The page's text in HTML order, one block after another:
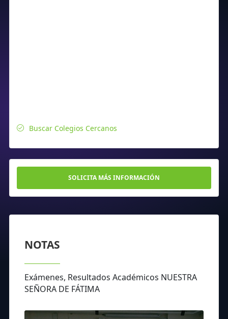
Buscar Colegios Cercanos
SOLICITA MÁS INFORMACIÓN
NOTAS
Exámenes, Resultados Académicos NUESTRA
SEÑORA DE FÁTIMA